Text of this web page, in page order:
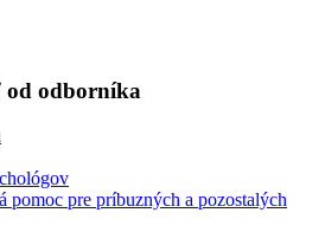
od odborníka
pomoc pre príbuzných a pozostalých